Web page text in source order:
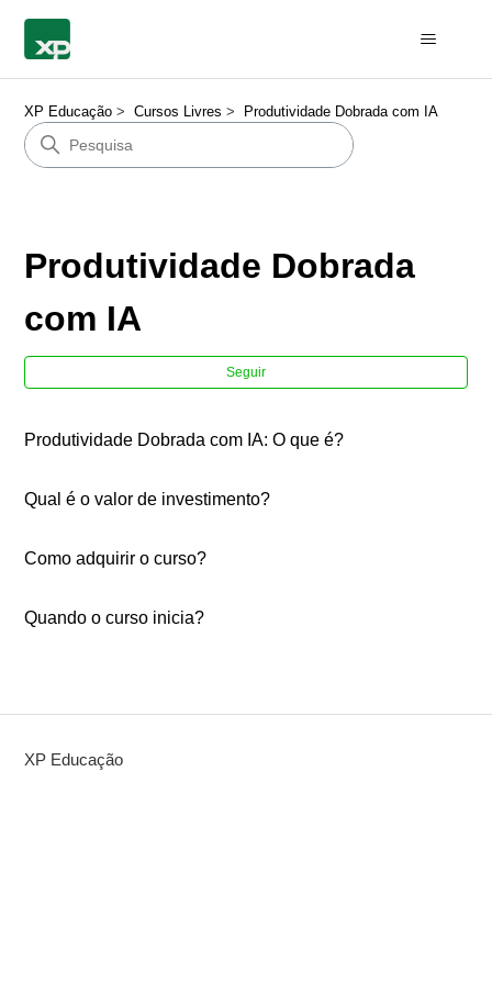
XP Educação Cursos Livres Produtividade Dobrada com IA
Produtividade Dobrada
com IA
Seguir
Produtividade Dobrada com IA: O que é?
Qual é o valor de investimento?
Como adquirir o curso?
Quando o curso inicia?
XP Educação